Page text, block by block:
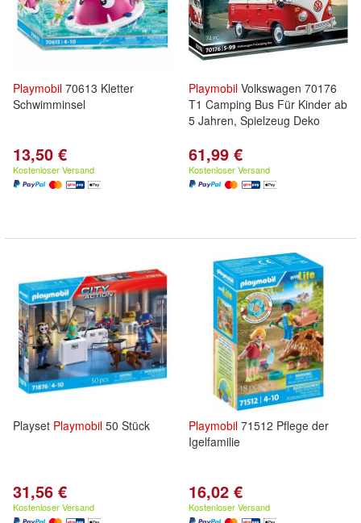
Playmobil 70613 Kletter
Schwimminsel
13,50 €
Kostenloser Versand
Playmobil Volkswagen 70176
T1 Camping Bus Für Kinder ab
5 Jahren, Spielzeug Deko
61,99 €
Kostenloser Versand
Playset Playmobil 50 Stück
31,56 €
Kostenloser Versand
Playmobil 71512 Pflege der
Igelfamilie
16,02 €
Kostenloser Versand